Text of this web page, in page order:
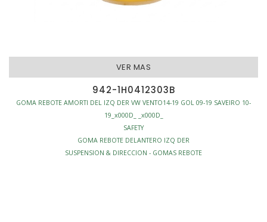
VER MAS
942-1H0412303B
GOMA REBOTE AMORTI DEL IZQ DER VW VENTO14-19 GOL 09-19 SAVEIRO 10-
19_x000D_ _x000D_
SAFETY
GOMA REBOTE DELANTERO IZQ DER
SUSPENSION & DIRECCION - GOMAS REBOTE